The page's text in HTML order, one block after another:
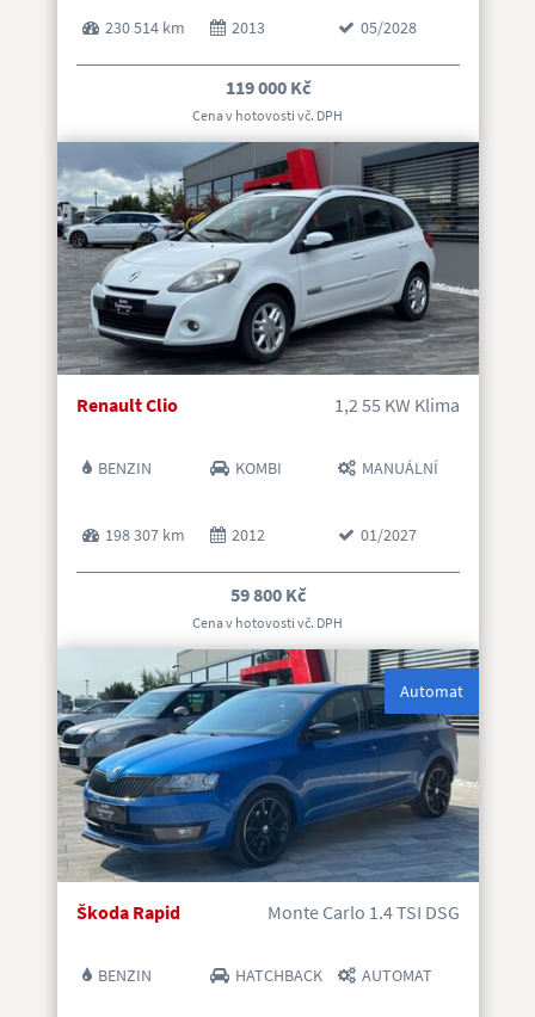
230 514 km 2013 05/2028
119 000 Kč
Cena v hotovosti vč. DPH
Renault Clio 1,2 55 KW Klima
BENZIN KOMBI MANUÁLNÍ
198 307 km 2012 01/2027
59 800 Kč
Cena v hotovosti vč. DPH
Automat
Škoda Rapid Monte Carlo 1.4 TSI DSG
BENZIN HATCHBACK AUTOMAT